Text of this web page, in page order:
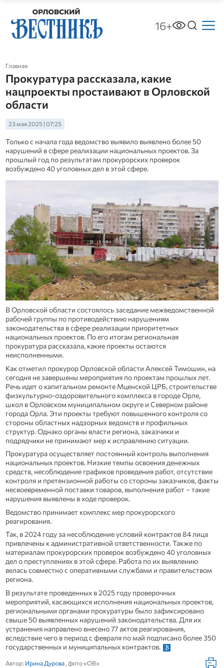
16+
Главная
Прокуратура рассказала, какие
нацпроекты простаивают в Орловской
области
23 мая 2025 | 07:25
Только с начала года ведомство выявило выявлено более 50
нарушений в сфере реализации национальных проектов. За
прошлый год по результатам прокурорских проверок
возбуждено 40 уголовных дел в этой сфере.
В Орловской области состоялось заседание межведомственной
рабочей группы по противодействию нарушениям
законодательства в сфере реализации приоритетных
национальных проектов. По его итогам региональная
прокуратура рассказала, какие проекты остаются
неисполненными.
Как отметил прокурор Орловской области Алексей Тимошин, на
сегодня не завершены мероприятия по проектам прошлых лет.
Речь идет о капитальном ремонте Мценской ЦРБ, строительстве
физкультурно-оздоровительного комплекса в городе Орле,
школ в Орловском муниципальном округе и Северном районе
города Орла. Эти проекты требуют повышенного контроля со
стороны областных надзорных ведомств и профильных
структур. Однако органы власти региона, заказчики и
подрядчики не принимают мер к исправлению ситуации.
Прокуратура осуществляет постоянный контроль выполнения
национальных проектов. Низкие темпы освоения денежных
средств, несоблюдение графиков проведения работ, отсутствие
контроля и претензионной работы со стороны заказчиков, факты
несвоевременной поставки товаров, выполнения работ – такие
нарушения выявлены в ходе проверок.
Ведомство принимает комплекс мер прокурорского
реагирования.
Так, в 2024 году за несоблюдение условий контрактов 84 лица
привлечены к административной ответственности. Также по
материалам прокурорских проверок возбуждено 40 уголовных
дел о преступлениях в этой сфере. Работа по их выявлению
велась совместно с оперативными службами и правительством
региона.
В результате проведенных в 2025 году проверочных
мероприятий, касающихся исполнения национальных проектов,
региональными органами прокуратуры было зафиксировано
свыше 50 выявленных нарушений законодательства. Для их
устранения направлено внесено 77 актов реагирования,
вследствие чего в период с февраля по май подписано более 350
государственных и муниципальных контрактов.
Автор: Ирина Дурова, фото «ОВ»